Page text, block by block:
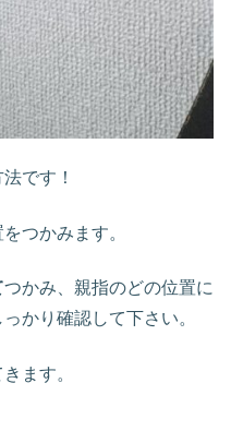
です！
つかみます。
つかみ、親指のどの位置に
かり確認して下さい。
ます。